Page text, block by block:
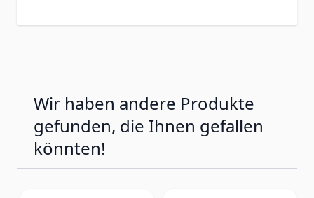
beitragen
Vitamin C spezial 600mg kann dazu
beitragen Müdigkeit und Ermüdung zu
verringer
Wir haben andere Produkte
gefunden, die Ihnen gefallen
könnten!